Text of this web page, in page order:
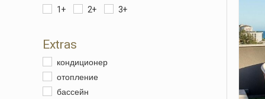
1+ 2+ 3+
Extras
кондиционер
отопление
бассейн